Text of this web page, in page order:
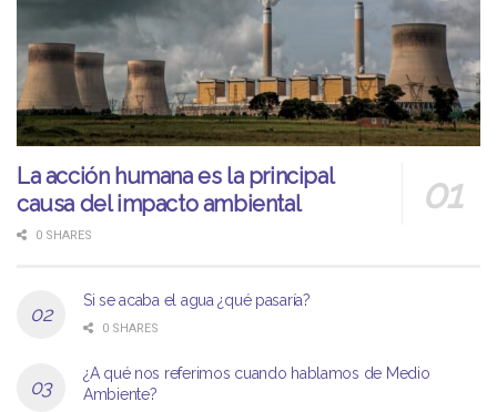
La acción humana es la principal
causa del impacto ambiental
0 SHARES
Si se acaba el agua ¿qué pasaría?
0 SHARES
¿A qué nos referimos cuando hablamos de Medio
Ambiente?